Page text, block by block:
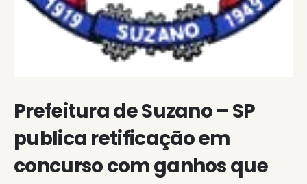
Prefeitura de Suzano – SP
publica retificação em
concurso com ganhos que